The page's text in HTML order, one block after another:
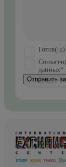
Готов(-
данных*
Отправить